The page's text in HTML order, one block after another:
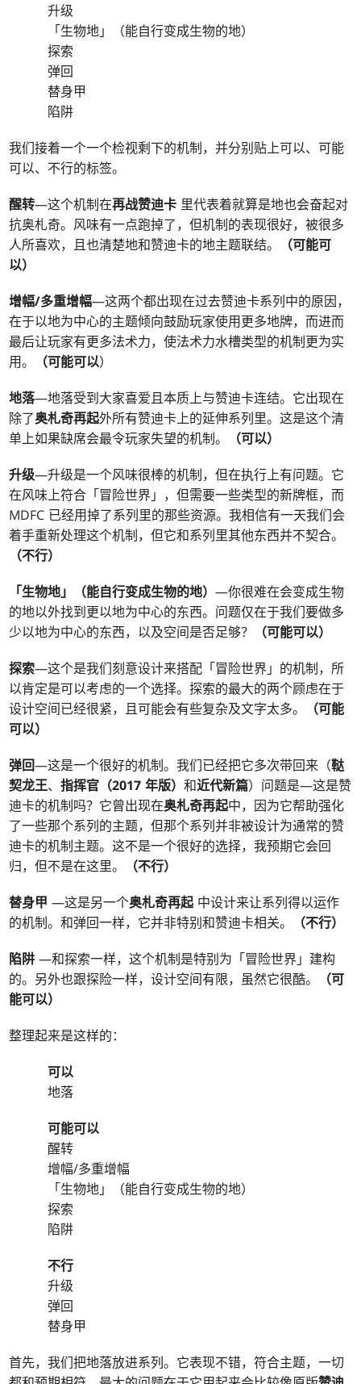
升级
「生物地」（能自行变成生物的地）
探索
弹回
替身甲
陷阱
我们接着一个一个检视剩下的机制，并分别贴上可以、可能
可以、不行的标签。
醒转—这个机制在再战赞迪卡 里代表着就算是地也会奋起对
抗奥札奇。风味有一点跑掉了，但机制的表现很好，被很多
人所喜欢，且也清楚地和赞迪卡的地主题联结。
（可能可
以）
增幅/多重增幅—这两个都出现在过去赞迪卡系列中的原因，
在于以地为中心的主题倾向鼓励玩家使用更多地牌，而进而
最后让玩家有更多法术力，使法术力水槽类型的机制更为实
用。
（可能可以）
地落—地落受到大家喜爱且本质上与赞迪卡连结。它出现在
除了奥札奇再起外所有赞迪卡上的延伸系列里。这是这个清
单上如果缺席会最令玩家失望的机制。
（可以）
升级—升级是一个风味很棒的机制，但在执行上有问题。它
在风味上符合「冒险世界」，但需要一些类型的新牌框，而
MDFC 已经用掉了系列里的那些资源。我相信有一天我们会
着手重新处理这个机制，但它和系列里其他东西并不契合。
（不行）
「生物地」（能自行变成生物的地）—你很难在会变成生物
的地以外找到更以地为中心的东西。问题仅在于我们要做多
少以地为中心的东西，以及空间是否足够？
（可能可以）
探索—这个是我们刻意设计来搭配「冒险世界」的机制，所
以肯定是可以考虑的一个选择。探索的最大的两个顾虑在于
设计空间已经很紧，且可能会有些复杂及文字太多。
（可能
可以）
弹回—这是一个很好的机制。我们已经把它多次带回来（鞑
契龙王、指挥官（2017 年版）和近代新篇）问题是—这是赞
迪卡的机制吗？它曾出现在奥札奇再起中，因为它帮助强化
了一些那个系列的主题，但那个系列并非被设计为通常的赞
迪卡的机制主题。这不是一个很好的选择，我预期它会回
归，但不是在这里。
（不行）
替身甲—这是另一个奥札奇再起 中设计来让系列得以运作
的机制。和弹回一样，它并非特别和赞迪卡相关。
（不行）
陷阱—和探索一样，这个机制是特别为「冒险世界」建构
的。另外也跟探险一样，设计空间有限，虽然它很酷。
（可
能可以）
整理起来是这样的：
可以
地落
可能可以
醒转
增幅/多重增幅
「生物地」（能自行变成生物的地）
探索
陷阱
不行
升级
弹回
替身甲
首先，我们把地落放进系列。它表现不错，符合主题，一切